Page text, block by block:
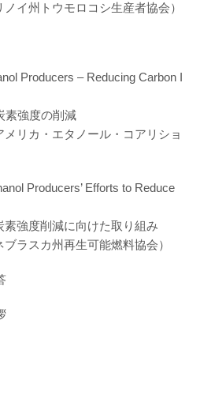
イ州トウモロコシ生産者協会）
Producers – Reducing Carbon I
素強度の削減
リカ・エタノール・コアリショ
Producers’ Efforts to Reduce
強度削減に向けた取り組み
ラスカ州再生可能燃料協会）